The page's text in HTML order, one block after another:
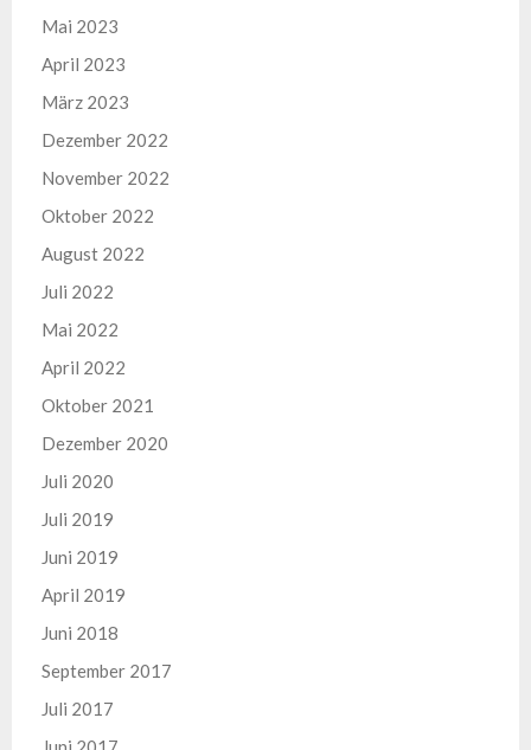
Mai 2023
April 2023
März 2023
Dezember 2022
November 2022
Oktober 2022
August 2022
Juli 2022
Mai 2022
April 2022
Oktober 2021
Dezember 2020
Juli 2020
Juli 2019
Juni 2019
April 2019
Juni 2018
September 2017
Juli 2017